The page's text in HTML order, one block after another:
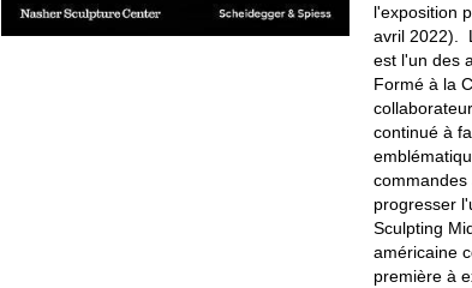
l'exposition
avril 2022).
est l'un des
Formé à la
continué à
progresser
Sculpting
américaine
première à